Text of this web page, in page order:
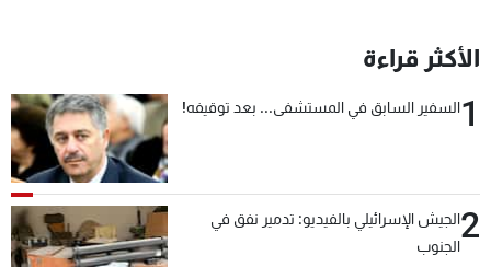
الأكثر قراءة
1السفير السابق في المستشفى... بعد توقيفه!
2الجيش الإسرائيلي بالفيديو: تدمير نفق في
الجنوب